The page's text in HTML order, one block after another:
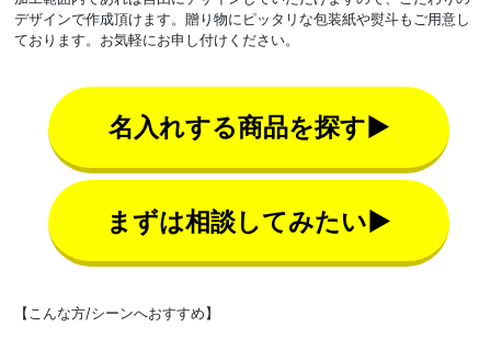
デザインで作成頂けます。贈り物にピッタリな包装紙や熨斗もご用意し
ております。お気軽にお申し付けください。
名入れする商品を探す▶
まずは相談してみたい▶
【こんな方/シーンへおすすめ】